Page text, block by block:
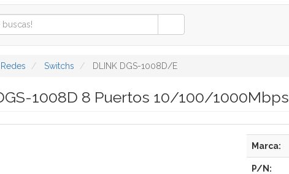
Switchs DLINK DGS-1008D/E
1008D 8 Puertos 10/100/1000Mbps
Marca:
P/N: